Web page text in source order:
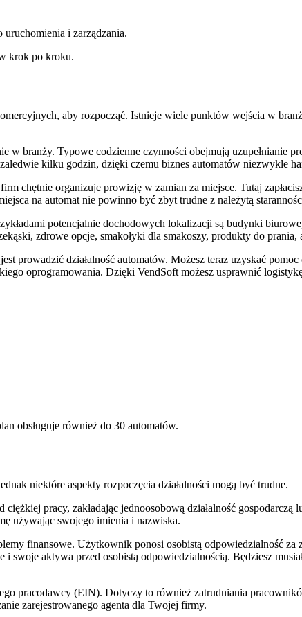
i zarządzania.
krok po kroku.
aby rozpocząć. Istnieje wiele punktów wejścia w
branży. Typowe codzienne czynności obejmują uzupełnianie
kilku godzin, dzięki czemu biznes automatów niezwykle
chętnie organizuje prowizję w zamian za miejsce. Tutaj
na automat nie powinno być zbyt trudne z należytą
potencjalnie dochodowych lokalizacji są budynki
zdrowe opcje, smakołyki dla smakoszy, produkty do prania,
prowadzić działalność automatów. Możesz teraz uzyskać
oprogramowania. Dzięki VendSoft możesz usprawnić
obsługuje również do 30 automatów.
niektóre aspekty rozpoczęcia działalności mogą być trudne.
pracy, zakładając jednoosobową działalność
używając swojego imienia i nazwiska.
finansowe. Użytkownik ponosi osobistą odpowiedzialność
aktywa przed osobistą odpowiedzialnością. Będziesz
pracodawcy (EIN). Dotyczy to również zatrudniania
zarejestrowanego agenta dla Twojej firmy.